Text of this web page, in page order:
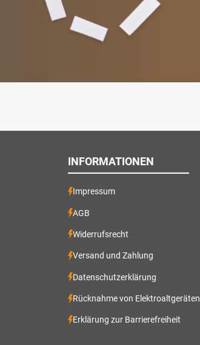
INFORMATIONEN
Impressum
AGB
Widerrufsrecht
Versand und Zahlung
Datenschutzerklärung
Rücknahme von Elektroaltgeräten
Erklärung zur Barrierefreiheit